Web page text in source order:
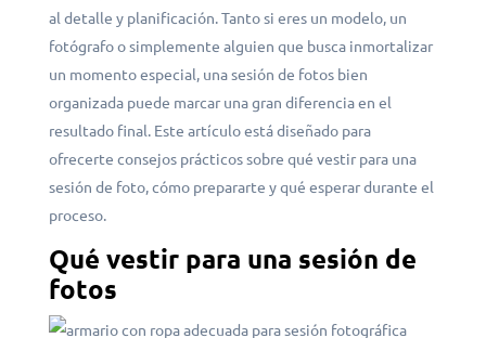
al detalle y planificación. Tanto si eres un modelo, un
fotógrafo o simplemente alguien que busca inmortalizar
un momento especial, una sesión de fotos bien
organizada puede marcar una gran diferencia en el
resultado final. Este artículo está diseñado para
ofrecerte consejos prácticos sobre qué vestir para una
sesión de foto, cómo prepararte y qué esperar durante el
proceso.
Qué vestir para una sesión de
fotos